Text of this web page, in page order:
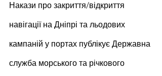
Накази про закриття/відкриття
навігації на Дніпрі та льодових
кампаній у портах публікує Державна
служба морського та річкового